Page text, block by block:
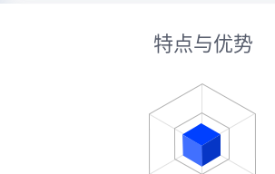
特点与优势